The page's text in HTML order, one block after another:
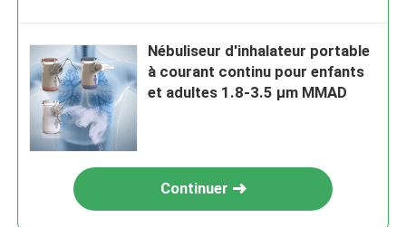
Nébuliseur d'inhalateur portable
à courant continu pour enfants
et adultes 1.8-3.5 μm MMAD
Continuer